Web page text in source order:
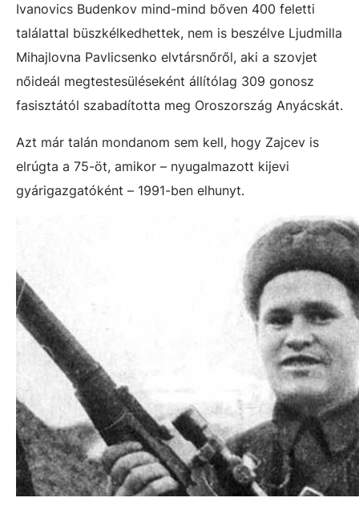
Ivanovics Budenkov mind-mind bőven 400 feletti
találattal büszkélkedhettek, nem is beszélve Ljudmilla
Mihajlovna Pavlicsenko elvtársnőről, aki a szovjet
nőideál megtestesüléseként állítólag 309 gonosz
fasisztától szabadította meg Oroszország Anyácskát.
Azt már talán mondanom sem kell, hogy Zajcev is
elrúgta a 75-öt, amikor – nyugalmazott kijevi
gyárigazgatóként – 1991-ben elhunyt.